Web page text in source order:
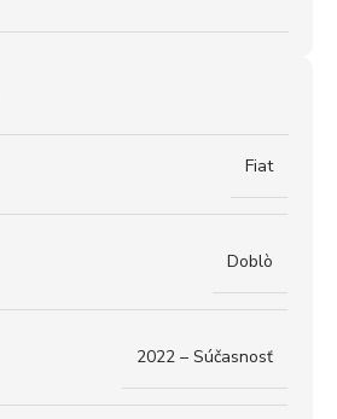
Fiat
Doblò
2022 – Súčasnosť